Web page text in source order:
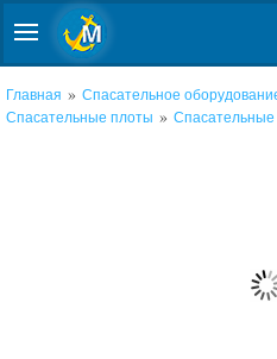
Главная » Спасательное
Спасательные плоты »